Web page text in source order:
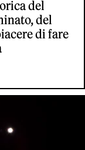
del
del
di fare